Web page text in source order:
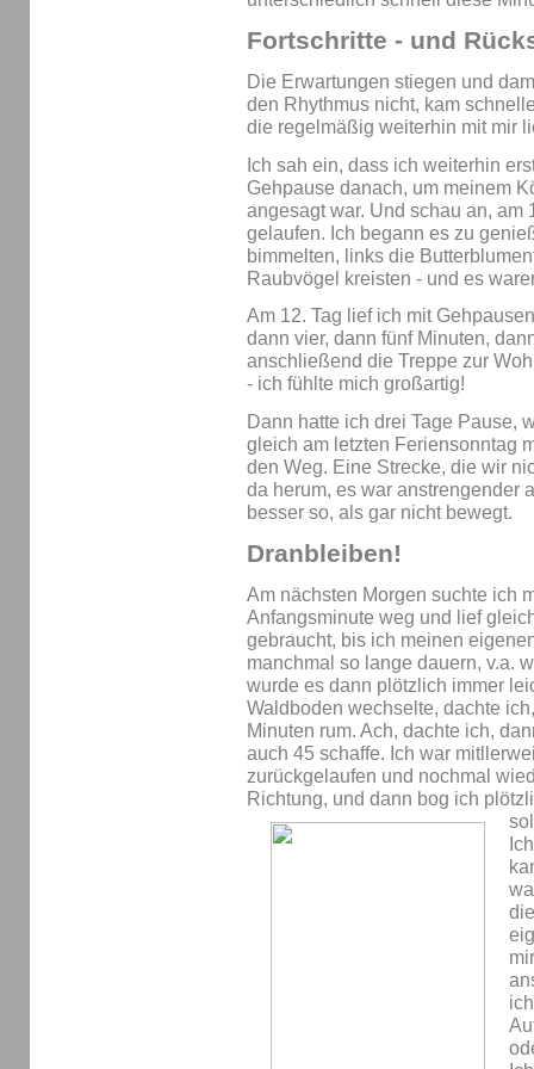
Fortschritte - und
Die Erwartungen stiegen und
den Rhythmus nicht, kam
die regelmäßig weiterhin mit mir
Ich sah ein, dass ich weiterhin
Gehpause danach, um meinem
angesagt war. Und schau an, am
gelaufen. Ich begann es zu
bimmelten, links die
Raubvögel kreisten - und es
Am 12. Tag lief ich mit
dann vier, dann fünf Minuten,
anschließend die Treppe zur
- ich fühlte mich großartig!
Dann hatte ich drei Tage Pause,
gleich am letzten Feriensonntag
den Weg. Eine Strecke, die wir
da herum, es war anstrengender
besser so, als gar nicht bewegt.
Dranbleiben!
Am nächsten Morgen suchte ich
Anfangsminute weg und lief
gebraucht, bis ich meinen
manchmal so lange dauern, v.a.
wurde es dann plötzlich immer
Waldboden wechselte, dachte
Minuten rum. Ach, dachte ich,
auch 45 schaffe. Ich war
zurückgelaufen und nochmal
Richtung, und dann bog ich